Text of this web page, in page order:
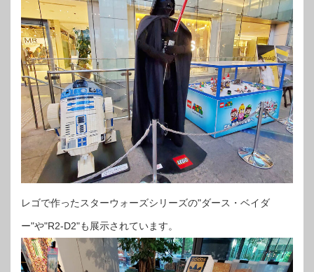
レゴで作ったスターウォーズシリーズの"ダース・ベイダ
ー"や"R2-D2"も展示されています。